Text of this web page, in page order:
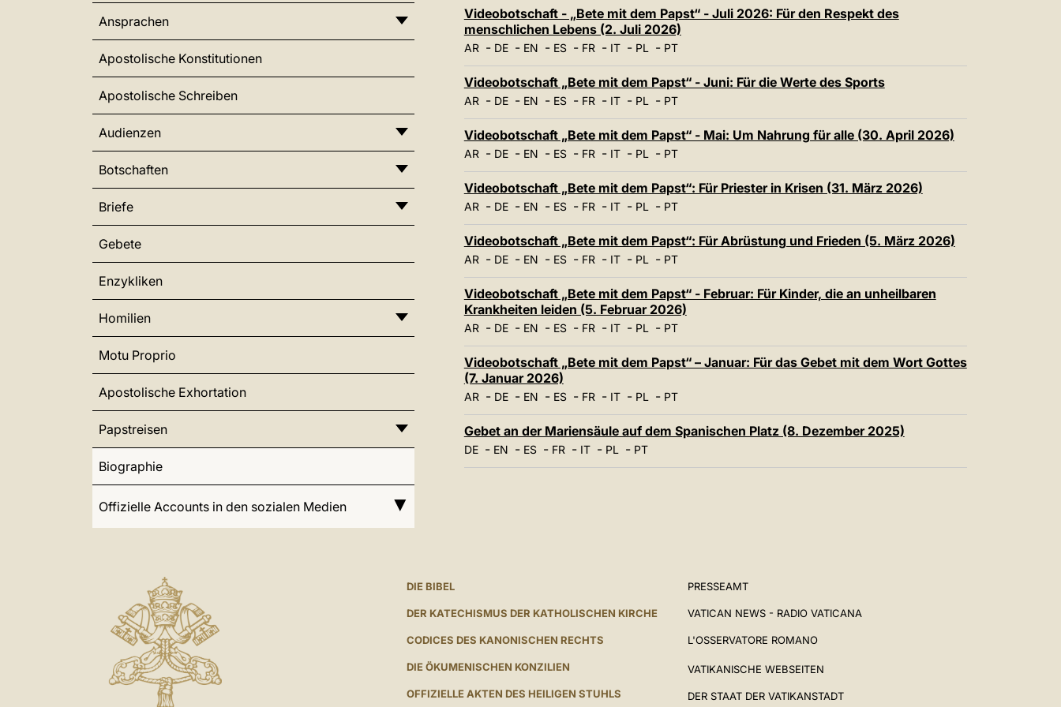
Ansprachen
Apostolische Konstitutionen
Apostolische Schreiben
Audienzen
Botschaften
Briefe
Gebete
Enzykliken
Homilien
Motu Proprio
Apostolische Exhortation
Papstreisen
Biographie
Offizielle Accounts in den sozialen Medien
Videobotschaft - „Bete mit dem Papst“ - Juli 2026: Für den Respekt des
menschlichen Lebens (2. Juli 2026)
AR- DE- EN - ES- FR- IT- PL- PT
Videobotschaft „Bete mit dem Papst“ - Juni: Für die Werte des Sports
AR- DE- EN - ES- FR- IT- PL- PT
Videobotschaft „Bete mit dem Papst“ - Mai: Um Nahrung für alle (30. April 2026)
AR- DE- EN - ES- FR- IT- PL- PT
Videobotschaft „Bete mit dem Papst“: Für Priester in Krisen (31. März 2026)
AR- DE- EN - ES- FR- IT- PL- PT
Videobotschaft „Bete mit dem Papst“: Für Abrüstung und Frieden (5. März 2026)
AR- DE- EN - ES- FR- IT- PL- PT
Videobotschaft „Bete mit dem Papst“ - Februar: Für Kinder, die an unheilbaren
Krankheiten leiden (5. Februar 2026)
AR- DE- EN - ES- FR- IT- PL- PT
Videobotschaft „Bete mit dem Papst“ – Januar: Für das Gebet mit dem Wort Gottes
(7. Januar 2026)
AR- DE- EN - ES- FR- IT- PL- PT
Gebet an der Mariensäule auf dem Spanischen Platz (8. Dezember 2025)
DE- EN - ES- FR- IT- PL- PT
DIE BIBEL
DER KATECHISMUS DER KATHOLISCHEN KIRCHE
CODICES DES KANONISCHEN RECHTS
DIE ÖKUMENISCHEN KONZILIEN
OFFIZIELLE AKTEN DES HEILIGEN STUHLS
PRESSEAMT
VATICAN NEWS - RADIO VATICANA
L'OSSERVATORE ROMANO
VATIKANISCHE WEBSEITEN
DER STAAT DER VATIKANSTADT